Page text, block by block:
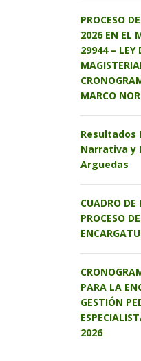
PROCESO
2026 EN EL
29944 – LEY
MARCO
Resultados
Narrativa y
Arguedas
CUADRO
PROCESO
PARA LA
GESTIÓN
2026